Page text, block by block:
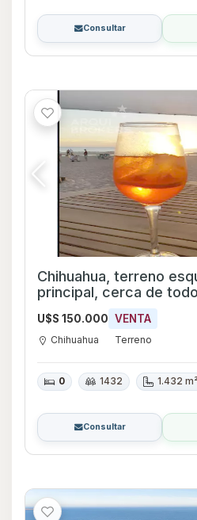
Consultar
Chihuahua, terreno
principal, cerca de
financiación.!
U$S 150.000 VENTA
Chihuahua Terreno
0 1432 1.432
Consultar